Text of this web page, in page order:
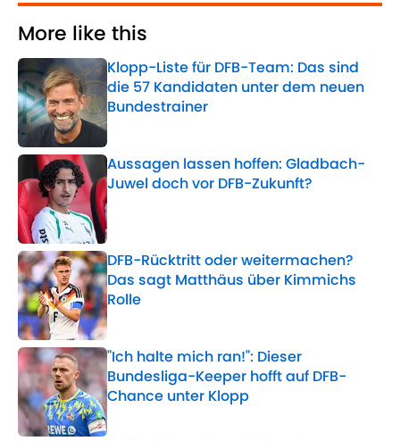
More like this
Klopp-Liste für DFB-Team: Das sind
die 57 Kandidaten unter dem neuen
Bundestrainer
Published by on Invalid Date
Aussagen lassen hoffen: Gladbach-
Juwel doch vor DFB-Zukunft?
Published by on Invalid Date
DFB-Rücktritt oder weitermachen?
Das sagt Matthäus über Kimmichs
Rolle
Published by on Invalid Date
"Ich halte mich ran!": Dieser
Bundesliga-Keeper hofft auf DFB-
Chance unter Klopp
Published by on Invalid Date